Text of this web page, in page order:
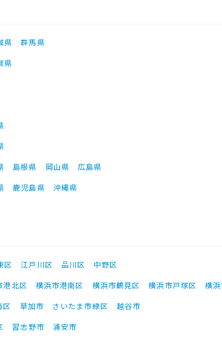
県
群馬県
県
島根県 岡山県
広島県
鹿児島県 沖縄県
区 江戸川区 品川区
中野区
港北区 横浜市港南区 横浜市鶴見区 横浜市戸塚区
横
区 草加市 さいたま市緑区
越谷市
習志野市 浦安市